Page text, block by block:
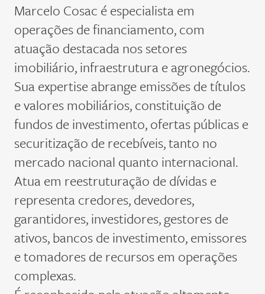
Marcelo Cosac é especialista em
operações de financiamento, com
atuação destacada nos setores
imobiliário, infraestrutura e agronegócios.
Sua expertise abrange emissões de títulos
e valores mobiliários, constituição de
fundos de investimento, ofertas públicas e
securitização de recebíveis, tanto no
mercado nacional quanto internacional.
Atua em reestruturação de dívidas e
representa credores, devedores,
garantidores, investidores, gestores de
ativos, bancos de investimento, emissores
e tomadores de recursos em operações
complexas.